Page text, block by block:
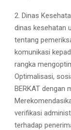
2. Dinas
dinas kesehatan
tentang
komunikasi
rangka
Optimalisasi,
BERKAT dengan
verifikasi
terhadap